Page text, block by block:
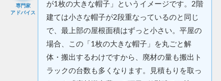
専門家
アドバイス
が1枚の大きな帽子」というイメージです。2階
建ては小さな帽子が2段重なっているのと同じ
で、最上部の屋根面積はずっと小さい。平屋の
場合、この「1枚の大きな帽子」を丸ごと解
体・搬出するわけですから、廃材の量も搬出ト
ラックの台数も多くなります。見積もりを取っ